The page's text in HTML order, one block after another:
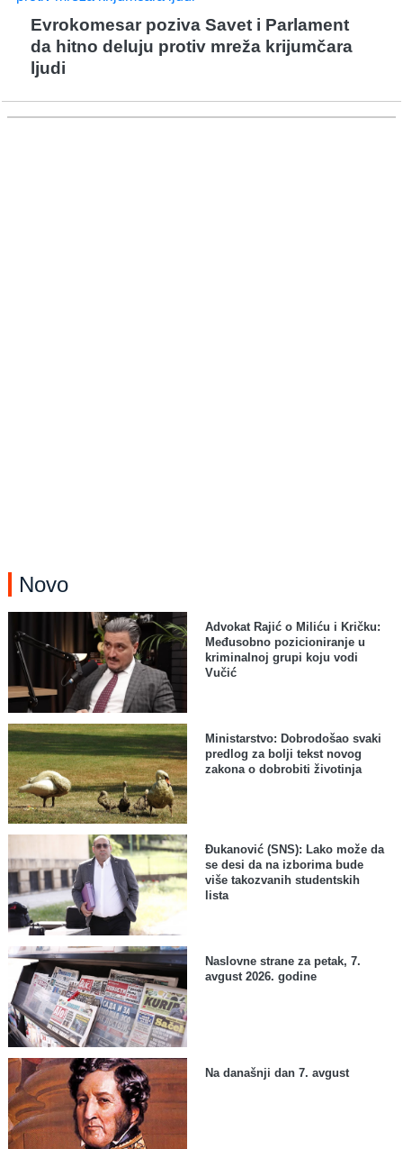
Evrokomesar poziva Savet i Parlament
da hitno deluju protiv mreža krijumčara
ljudi
Novo
Advokat Rajić o Miliću i Kričku:
Međusobno pozicioniranje u
kriminalnoj grupi koju vodi
Vučić
Ministarstvo: Dobrodošao svaki
predlog za bolji tekst novog
zakona o dobrobiti životinja
Đukanović (SNS): Lako može da
se desi da na izborima bude
više takozvanih studentskih
lista
Naslovne strane za petak, 7.
avgust 2026. godine
Na današnji dan 7. avgust